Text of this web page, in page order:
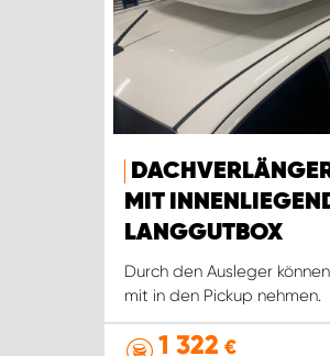
MIT
LANGGUTBOX
Durch den Ausleger
mit in den Pickup nehmen.
1 322 €